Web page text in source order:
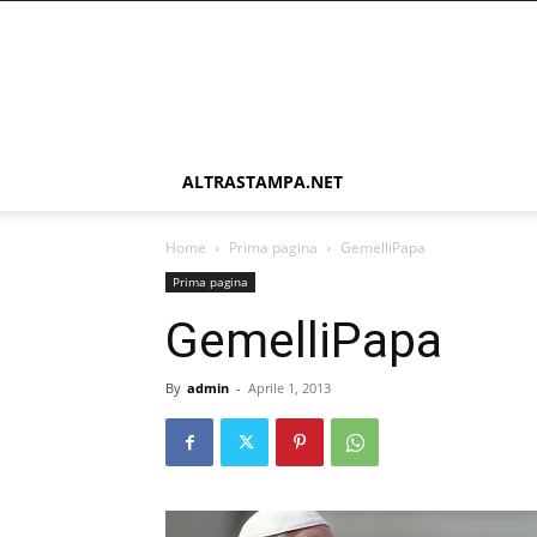
ALTRASTAMPA.NET
Home Prima pagina GemelliPapa
Prima pagina
GemelliPapa
By admin - Aprile 1, 2013